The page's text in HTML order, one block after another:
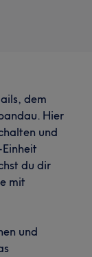
dem
Hier
und
du dir
mit
und